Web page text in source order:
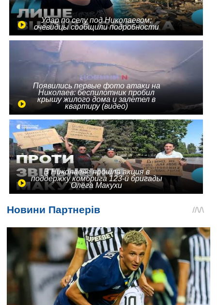
Удар по селу под Николаевом:
очевидцы сообщили подробности
Появились первые фото атаки на
Николаев: беспилотник пробил
крышу жилого дома и залетел в
квартиру (видео)
В Николаеве прошла акция в
поддержку комбрига 123-й бригады
Олега Макухи